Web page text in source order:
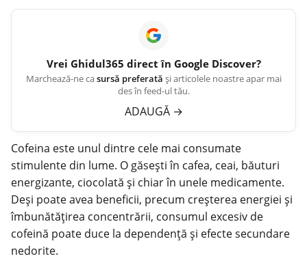
Vrei Ghidul365 direct în Google Discover?
Marchează-ne casursă preferată și articolele noastre apar mai
des în feed-ul tău.
ADAUGĂ →
Cofeina este unul dintre cele mai consumate
stimulente din lume. O găsești în cafea, ceai, băuturi
energizante, ciocolată și chiar în unele medicamente.
Deși poate avea beneficii, precum creșterea energiei și
îmbunătățirea concentrării, consumul excesiv de
cofeină poate duce la dependență și efecte secundare
nedorite.